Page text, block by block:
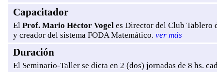
Capacitador
El Prof. Mario Héctor Vogel es Director del Club Tablero
y creador del sistema FODA Matemático. ver más
Duración
El Seminario-Taller se dicta en 2 (dos) jornadas de 8 hs.